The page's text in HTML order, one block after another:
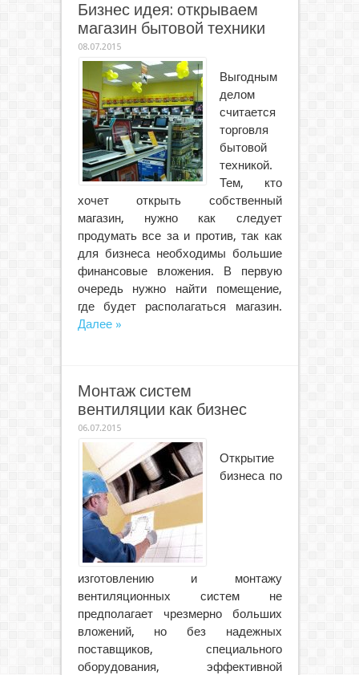
Бизнес идея: открываем
магазин бытовой техники
08.07.2015
Выгодным
делом
считается
торговля
бытовой
техникой.
Тем, кто
хочет открыть собственный
магазин, нужно как следует
продумать все за и против, так как
для бизнеса необходимы большие
финансовые вложения. В первую
очередь нужно найти помещение,
где будет располагаться магазин.
Далее »
Монтаж систем
вентиляции как бизнес
06.07.2015
Открытие
бизнеса по
изготовлению и монтажу
вентиляционных систем не
предполагает чрезмерно больших
вложений, но без надежных
поставщиков, специального
оборудования, эффективной